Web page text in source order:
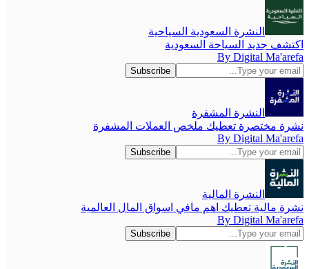
النشرة السعودية السياحية
اكتشف جديد السياحة السعودية
By Digital Ma'arefa
النشرة المشفرة
نشرة مختصرة تعطيك ملخص العملات المشفرة
By Digital Ma'arefa
النشرة المالية
نشرة مالية تعطيك اهم مافي اسواق المال العالمية
By Digital Ma'arefa